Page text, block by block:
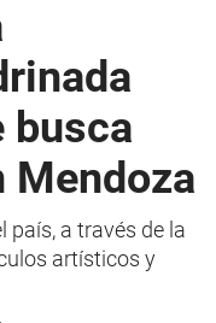
busca
Mendoza
país, a través de la
artísticos y